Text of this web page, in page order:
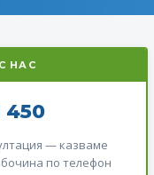
НАС
450
— казваме
по телефон